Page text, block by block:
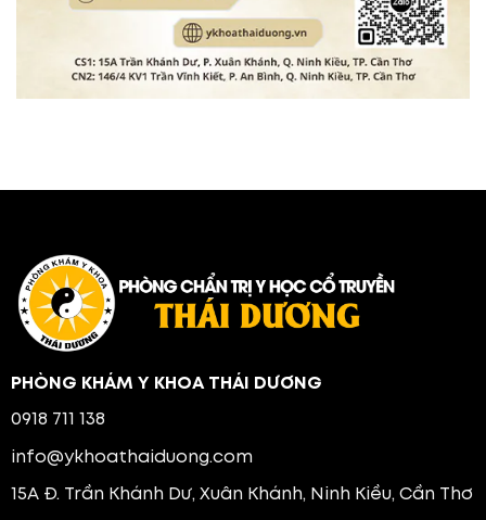
PHÒNG KHÁM Y KHOA THÁI DƯƠNG
0918 711 138
info@ykhoathaiduong.com
15A Đ. Trần Khánh Dư, Xuân Khánh, Ninh Kiều, Cần Thơ